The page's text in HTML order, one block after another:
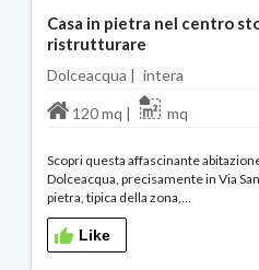
Casa in pietra nel centro
ristrutturare
Dolceacqua | intera
120 mq | mq
Scopri questa affascinante
Dolceacqua, precisamente in Via
pietra, tipica della zona,...
Like